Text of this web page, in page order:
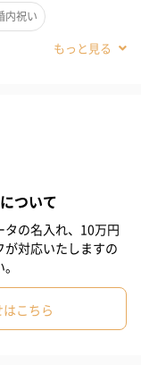
るキャラメル。
希少な発酵バター
の至高のバランス
る一品となっていま
と溶け合う至福の
内祝い
#喜寿祝い
#就職祝い
#部下男性
#取引先男性
ついて
の名入れ、10万円
対応いたしますの
こちら